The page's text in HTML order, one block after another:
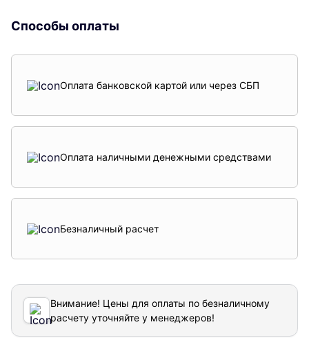
Способы оплаты
Оплата банковской картой или через СБП
Оплата наличными денежными средствами
Безналичный расчет
Внимание! Цены для оплаты по безналичному
расчету уточняйте у менеджеров!